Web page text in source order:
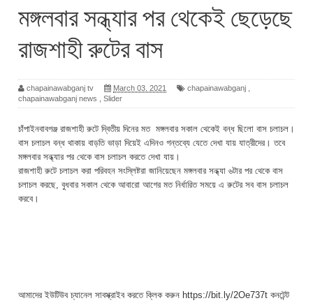
মঙ্গলবার সন্ধ্যার পর থেকেই ছেড়েছে
রাজশাহী রুটের বাস
chapainawabganj tv March 03, 2021 chapainawabganj
chapainawabganj news
Slider
চাঁপাইনবাবগঞ্জ রাজশাহী রুটে দ্বিতীয় দিনের মত মঙ্গলবার সকাল থেকেই বন্ধ ছিলো বাস চলাচল।
বাস চলাচল বন্ধ থাকায় বাড়তি ভাড়া দিয়েই এদিনও গন্তব্যে যেতে দেখা যায় যাত্রীদের। তবে
মঙ্গলবার সন্ধ্যার পর থেকে বাস চলাচল করতে দেখা যায়।
রাজশাহী রুটে চলাচল করা পরিবহন সংস্লিষ্টরা জানিয়েছেন মঙ্গলবার সন্ধ্যা ৬টার পর থেকে বাস
চলাচল করছে, বুধবার সকাল থেকে আবারো আগের মত নির্ধারিত সময়ে এ রুটের সব বাস চলাচল
করবে।
আমাদের ইউটিউব চ্যানেল সাবস্ক্রাইব করতে ক্লিক করুন https://bit.ly/2Oe737t কনটেন্ট